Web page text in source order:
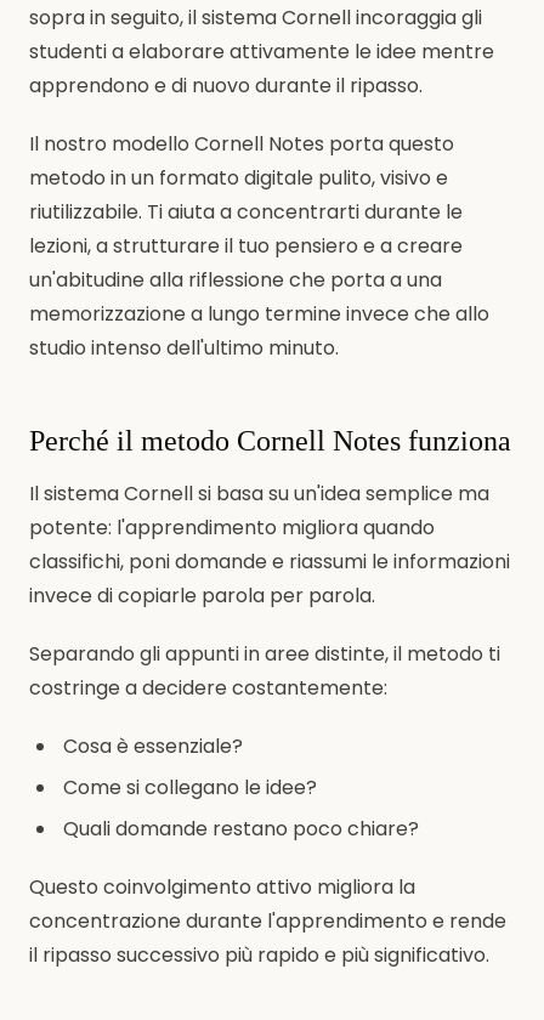
sopra in seguito, il sistema Cornell incoraggia gli
studenti a elaborare attivamente le idee mentre
apprendono e di nuovo durante il ripasso.
Il nostro modello Cornell Notes porta questo
metodo in un formato digitale pulito, visivo e
riutilizzabile. Ti aiuta a concentrarti durante le
lezioni, a strutturare il tuo pensiero e a creare
un'abitudine alla riflessione che porta a una
memorizzazione a lungo termine invece che allo
studio intenso dell'ultimo minuto.
Perché il metodo Cornell Notes funziona
Il sistema Cornell si basa su un'idea semplice ma
potente: l'apprendimento migliora quando
classifichi, poni domande e riassumi le informazioni
invece di copiarle parola per parola.
Separando gli appunti in aree distinte, il metodo ti
costringe a decidere costantemente:
Cosa è essenziale?
Come si collegano le idee?
Quali domande restano poco chiare?
Questo coinvolgimento attivo migliora la
concentrazione durante l'apprendimento e rende
il ripasso successivo più rapido e più significativo.